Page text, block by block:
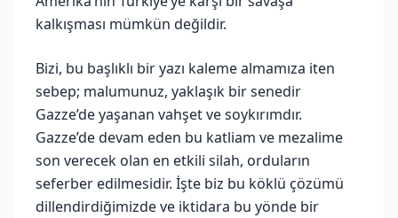
kalkışması mümkün değildir.
Bizi, bu başlıklı bir yazı kaleme almamıza iten
sebep; malumunuz, yaklaşık bir senedir
Gazze’de yaşanan vahşet ve soykırımdır.
Gazze’de devam eden bu katliam ve mezalime
son verecek olan en etkili silah, orduların
seferber edilmesidir. İşte biz bu köklü çözümü
dillendirdiğimizde ve iktidara bu yönde bir